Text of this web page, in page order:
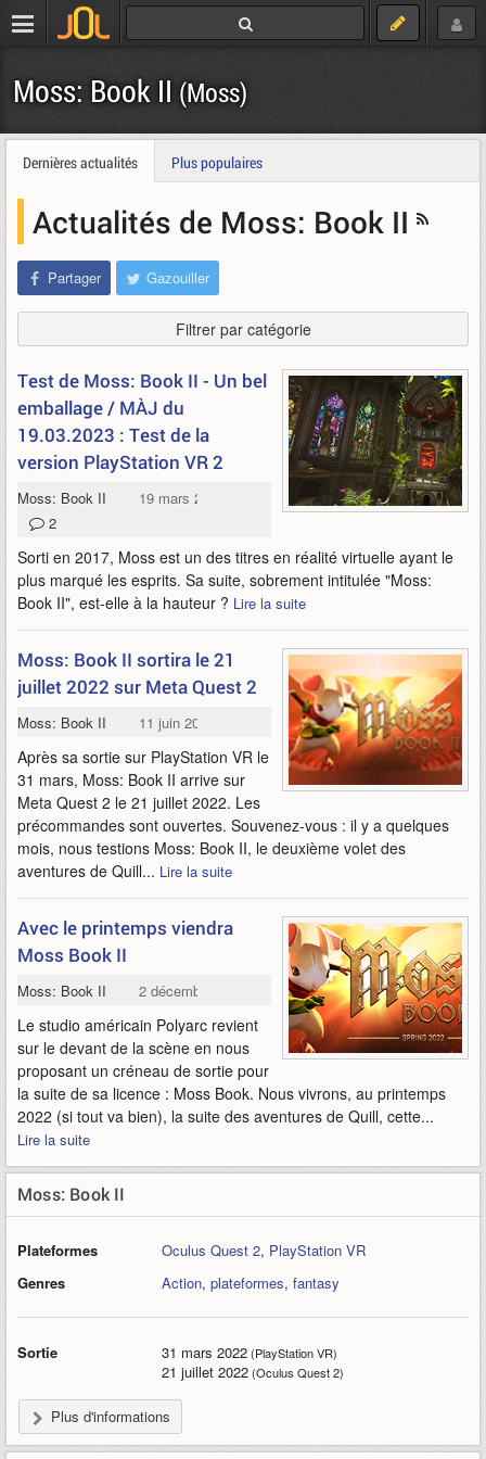
Moss: Book II (Moss)
Dernières actualités Plus populaires
Actualités de Moss: Book II
Partager Gazouiller
Filtrer par catégorie
Test de Moss: Book II - Un bel
emballage / MÀJ du
19.03.2023 : Test de la
version PlayStation VR 2
Moss: Book II
19 mars 2023
2
Sorti en 2017, Moss est un des titres en réalité virtuelle ayant le
plus marqué les esprits. Sa suite, sobrement intitulée "Moss:
Book II", est-elle à la hauteur ? Lire la suite
Moss: Book II sortira le 21
juillet 2022 sur Meta Quest 2
Moss: Book II 11 juin 2022
Après sa sortie sur PlayStation VR le
31 mars, Moss: Book II arrive sur
Meta Quest 2 le 21 juillet 2022. Les
précommandes sont ouvertes. Souvenez-vous : il y a quelques
mois, nous testions Moss: Book II, le deuxième volet des
aventures de Quill... Lire la suite
Avec le printemps viendra
Moss Book II
Moss: Book II 2 décembre 2021
Le studio américain Polyarc revient
sur le devant de la scène en nous
proposant un créneau de sortie pour
la suite de sa licence : Moss Book. Nous vivrons, au printemps
2022 (si tout va bien), la suite des aventures de Quill, cette...
Lire la suite
Moss: Book II
Plateformes Oculus Quest 2, PlayStation VR
Genres
Action, plateformes, fantasy
Sortie 31 mars 2022(PlayStation VR)
21 juillet 2022(Oculus Quest 2)
Plus d'informations